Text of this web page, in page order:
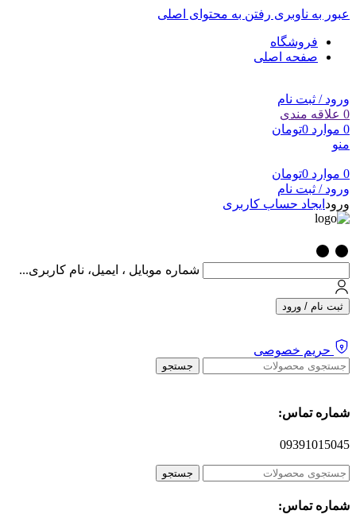
عبور به ناوبری رفتن به محتوای اصلی
فروشگاه
صفحه اصلی
ورود / ثبت نام
0 علاقه مندی
0 موارد 0تومان
منو
0 موارد 0تومان
ورود / ثبت نام
ورود ایجاد حساب کاربری
شماره موبایل ، ایمیل، نام کاربری...
ثبت نام / ورود
حریم خصوصی
جستجو
شماره تماس:
09391015045
جستجو
شماره تماس: